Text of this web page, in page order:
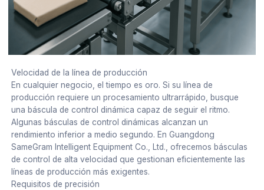
Velocidad de la línea de producción
En cualquier negocio, el tiempo es oro. Si su línea de
producción requiere un procesamiento ultrarrápido, busque
una báscula de control dinámica capaz de seguir el ritmo.
Algunas básculas de control dinámicas alcanzan un
rendimiento inferior a medio segundo. En Guangdong
SameGram Intelligent Equipment Co., Ltd., ofrecemos básculas
de control de alta velocidad que gestionan eficientemente las
líneas de producción más exigentes.
Requisitos de precisión